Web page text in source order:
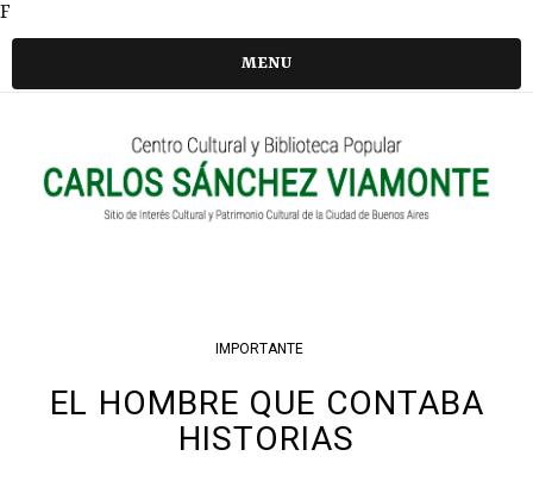
F
MENU
IMPORTANTE
EL HOMBRE QUE CONTABA
HISTORIAS